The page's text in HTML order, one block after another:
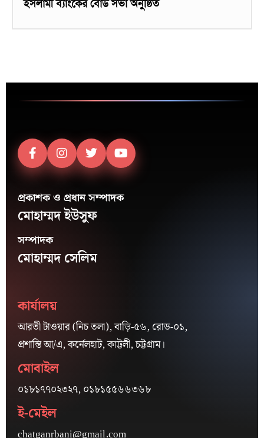
ইসলামী ব্যাংকের বোর্ড সভা অনুষ্ঠিত
প্রকাশক ও প্রধান সম্পাদক
মোহাম্মদ ইউসুফ
সম্পাদক
মোহাম্মদ সেলিম
কার্যালয়
আরতী টাওয়ার (নিচ তলা), বাড়ি-৫৬, রোড-০১,
প্রশান্তি আ/এ, কর্নেলহাট, কাট্টলী, চট্টগ্রাম।
মোবাইল
০১৮১৭৭০২৩২৭, ০১৮১৫৫৬৬৩৬৮
ই-মেইল
chatganrbani@gmail.com